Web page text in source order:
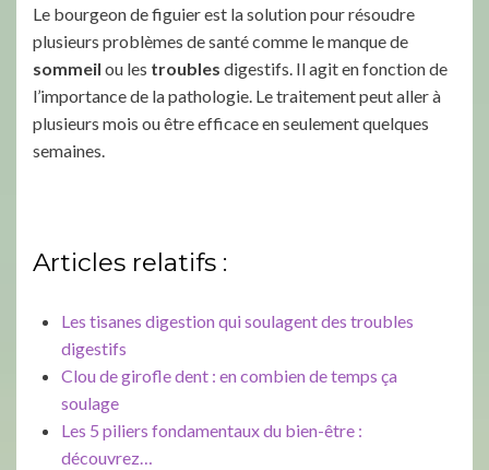
Le bourgeon de figuier est la solution pour résoudre
plusieurs problèmes de santé comme le manque de
sommeil ou les troubles digestifs. Il agit en fonction de
l’importance de la pathologie. Le traitement peut aller à
plusieurs mois ou être efficace en seulement quelques
semaines.
Articles relatifs :
Les tisanes digestion qui soulagent des troubles
digestifs
Clou de girofle dent : en combien de temps ça
soulage
Les 5 piliers fondamentaux du bien-être :
découvrez…